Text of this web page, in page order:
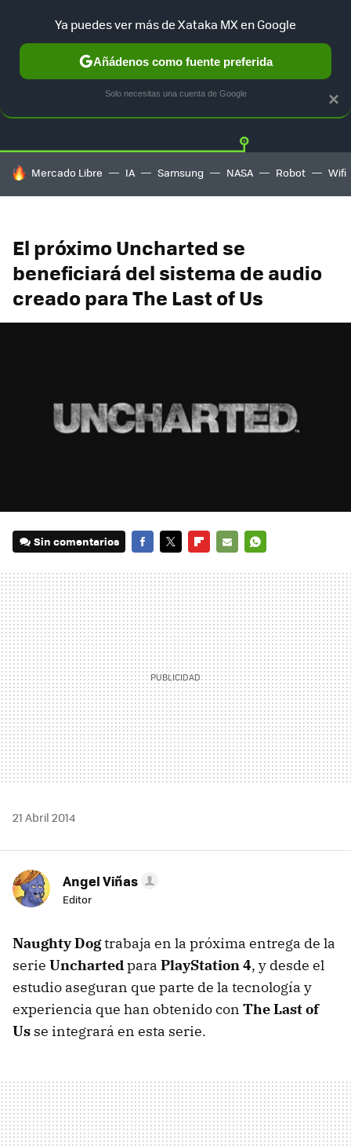
Twitter
HOY SE HABLA DE
Mercado Libre IA Samsung NASA Robot Wifi
El próximo Uncharted se
beneficiará del sistema de audio
creado para The Last of Us
Sin comentarios
MAIL
21 Abril 2014
Angel Viñas
Editor
Naughty Dogtrabaja en la próxima entrega de la
serie Unchartedpara PlayStation 4, y desde el
estudio aseguran que parte de la tecnología y
experiencia que han obtenido con The Last of
Us se integrará en esta serie.
×
Ya puedes ver más de Xataka MX en Google
Añádenos como fuente preferida
Solo necesitas una cuenta de Google